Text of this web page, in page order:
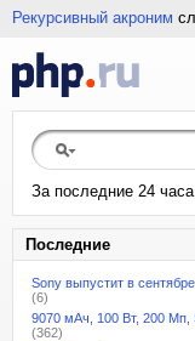
Рекурсивный акроним
За последние 24
Последние
Sony выпустит в
(6)
9070 мАч, 100 Вт, 200 Мп,
(362)